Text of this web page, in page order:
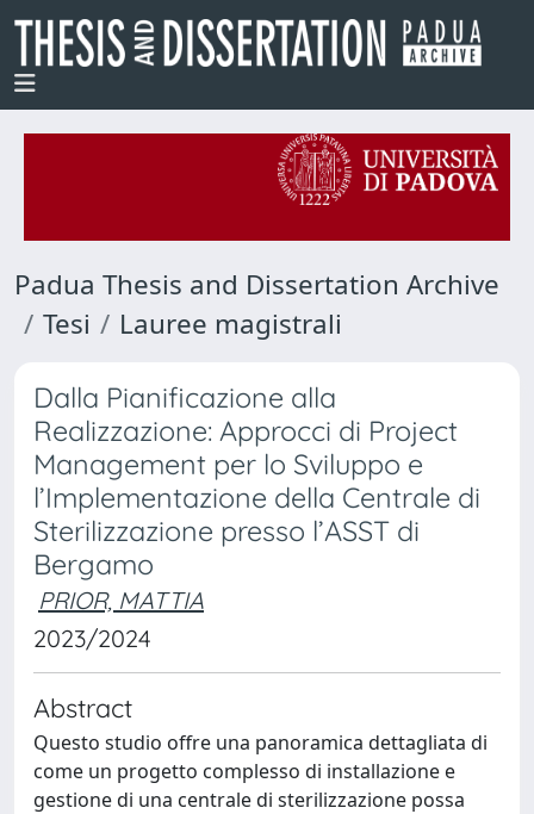
Padua Thesis and Dissertation Archive
Tesi
Lauree magistrali
Dalla Pianificazione alla
Realizzazione: Approcci di Project
Management per lo Sviluppo e
l’Implementazione della Centrale di
Sterilizzazione presso l’ASST di
Bergamo
PRIOR, MATTIA
2023/2024
Abstract
Questo studio offre una panoramica dettagliata di
come un progetto complesso di installazione e
gestione di una centrale di sterilizzazione possa